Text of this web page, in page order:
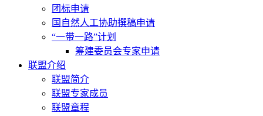
团标申请
国自然人工协助撰稿申请
“一带一路”计划
筹建委员会专家申请
联盟介绍
联盟简介
联盟专家成员
联盟章程